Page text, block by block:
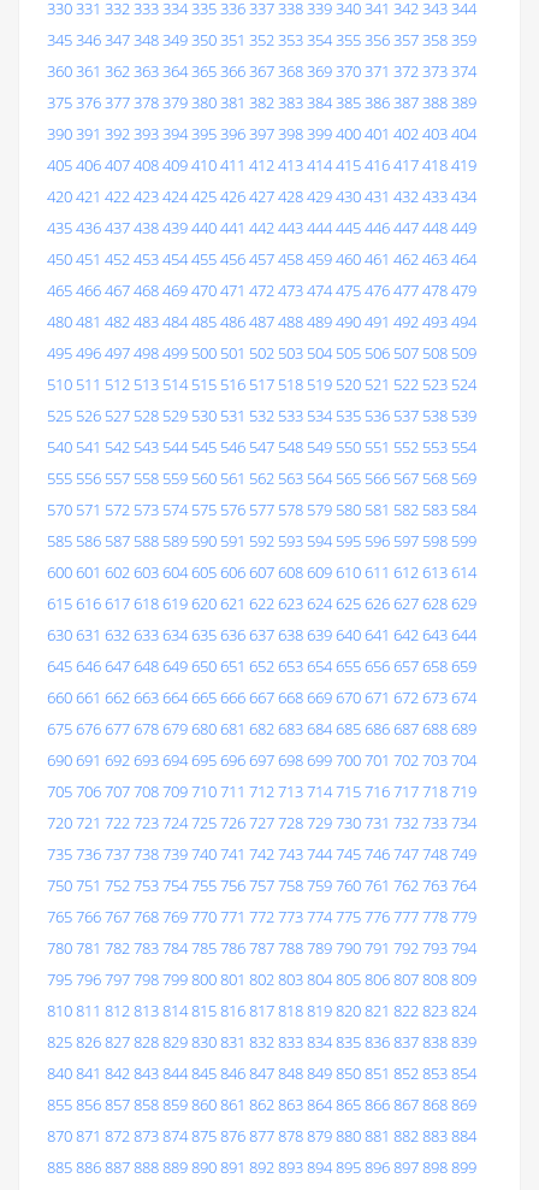
330331 332333334335336337338339340341 342343344
345346347348349350351 352353354355356357358359
360361 362363364365366367368369370371 372373374
375376377378379380381 382383384385386387388389
390391 392393394395396397398399400401 402403404
405406407408409410411 412413414415416417418419
420421 422423424425426427428429430431 432433434
435436437438439440441 442443444445446447448449
450451 452453454455456457458459460461 462463464
465466467468469470471 472473474475476477478479
480481 482483484485486487488489490491 492493494
495496497498499 500 501 502 503 504 505 506 507 508 509
510 511 512 513 514 515 516 517 518 519 520 521 522 523 524
525 526 527 528 529 530 531 532 533 534 535 536 537 538 539
540 541 542 543 544 545 546 547 548 549 550 551 552 553 554
555 556 557 558 559 560 561 562 563 564 565 566 567 568 569
570 571 572 573 574 575 576 577 578 579 580 581 582 583 584
585 586 587 588 589 590 591 592 593 594 595 596 597 598 599
600601 602603604605606607608609610611 612613614
615616617618619620621 622623624625626627628629
630631 632633634635636637638639640641 642643644
645646647648649650651 652653654655656657658659
660661 662663664665666667668669670671 672673674
675676677678679680681 682683684685686687688689
690691 692693694695696697698699700701 702703704
705706707708709710711 712713714715716717718719
720721 722723724725726727728729730731 732733734
735736737738739740741 742743744745746747748749
750751 752753754755756757758759760761 762763764
765766767768769770771 772773774775776777778779
780781 782783784785786787788789790791 792793794
795796797798799800801 802803804805806807808809
810811 812813814815816817818819820821 822823824
825826827828829830831 832833834835836837838839
840841 842843844845846847848849850851 852853854
855856857858859860861 862863864865866867868869
870871 872873874875876877878879880881 882883884
885886887888889890891 892893894895896897898899